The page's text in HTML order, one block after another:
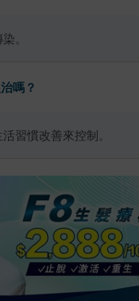
。
嗎？
習慣改善來控制。
用多久才有效？
數周，才能看到明顯效果。
擠膿皰嗎？